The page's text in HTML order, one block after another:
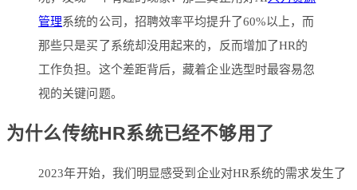
管理系统的公司，招聘效率平均提升了60%以上，而
那些只是买了系统却没用起来的，反而增加了HR的
工作负担。这个差距背后，藏着企业选型时最容易忽
视的关键问题。
为什么传统HR系统已经不够用了
2023年开始，我们明显感受到企业对HR系统的需求发生了